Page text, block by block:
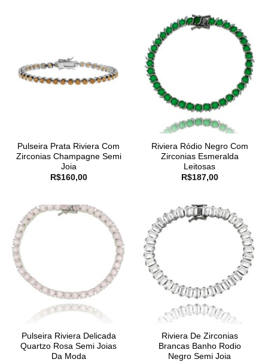
Pulseira Prata Riviera Com
Zirconias Champagne Semi
Joia
R$160,00
Riviera Ródio Negro Com
Zirconias Esmeralda
Leitosas
R$187,00
Pulseira Riviera Delicada
Quartzo Rosa Semi Joias
Da Moda
Riviera De Zirconias
Brancas Banho Rodio
Negro Semi Joia